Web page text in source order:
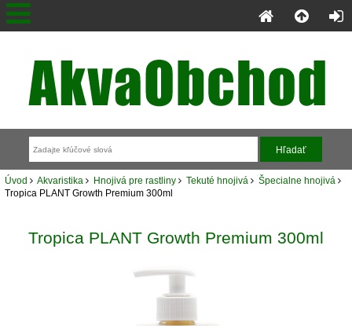
Úvod Akvaristika Hnojivá pre rastliny Tekuté hnojivá
Špecialne hnojivá
Tropica PLANT Growth Premium 300ml
Tropica PLANT Growth Premium 300ml